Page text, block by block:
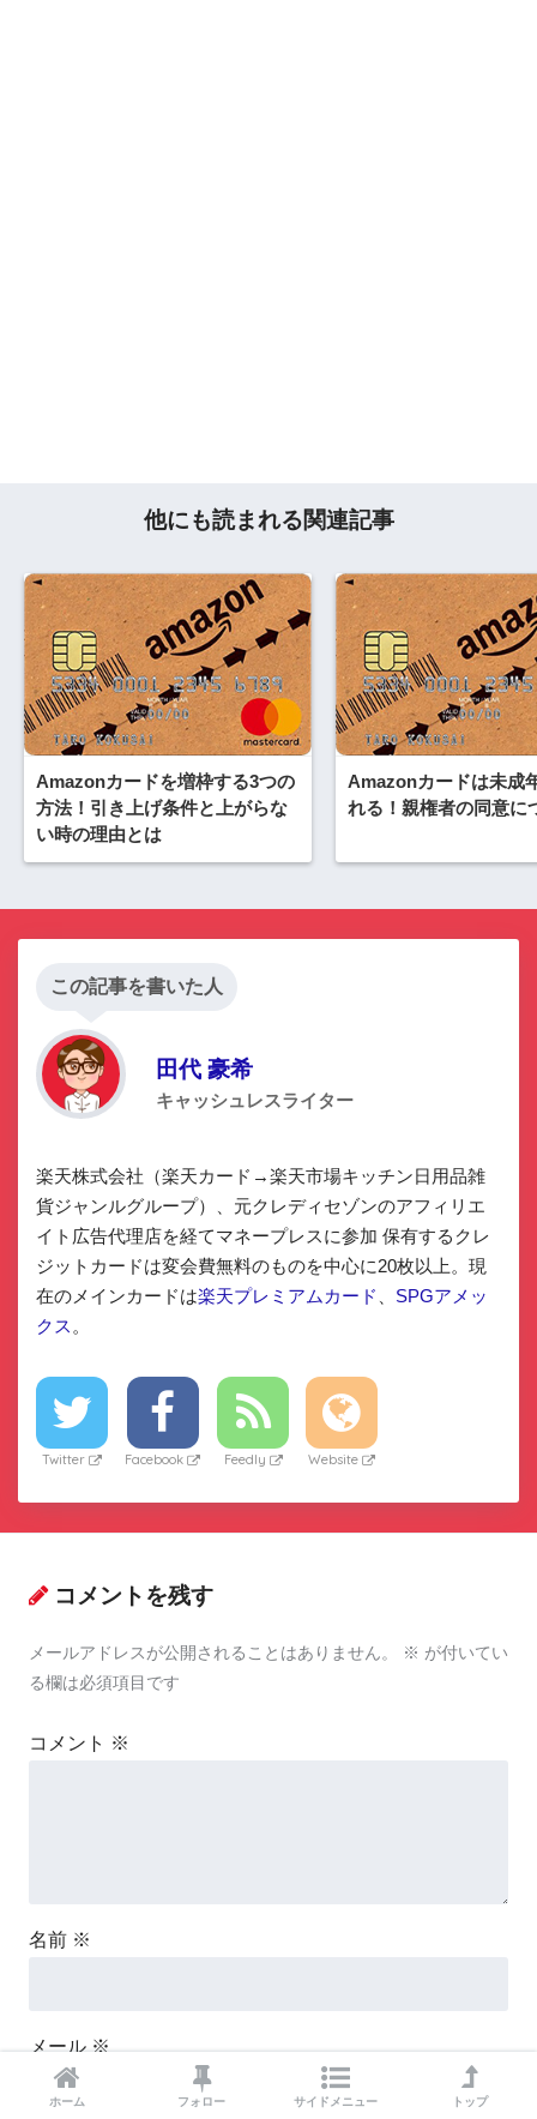
他にも読まれる関連記事
Amazonカードを増枠する3つの
方法！引き上げ条件と上がらな
い時の理由とは
Amazonカードは未成
れる！親権者の同意に
この記事を書いた人
田代 豪希
キャッシュレスライター
楽天株式会社（楽天カード→楽天市場キッチン日用品雑
貨ジャンルグループ）、元クレディセゾンのアフィリエ
イト広告代理店を経てマネープレスに参加 保有するクレ
ジットカードは変会費無料のものを中心に20枚以上。現
在のメインカードは楽天プレミアムカード
SPGアメッ
クス 。
Twitter Facebook Feedly Website
コメントを残す
メールアドレスが公開されることはありません。 ※ が付いてい
る欄は必須項目です
コメント ※
名前 ※
メール※
ホーム フォロー サイドメニュー トップ